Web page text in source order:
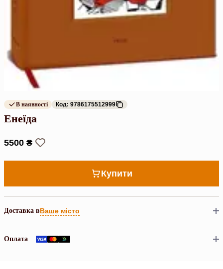
В наявності Код: 9786175512999
Енеїда
5500 ₴
Купити
Доставка вВаше місто
Оплата